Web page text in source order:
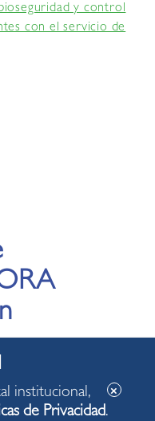
y control
con el servicio de
institucional,
de Privacidad.